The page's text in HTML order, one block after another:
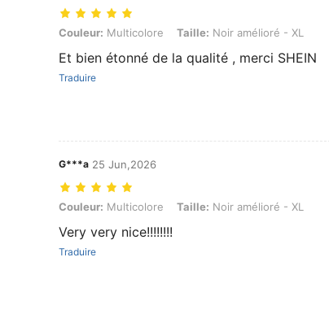
Couleur: Multicolore, Taille: Noir amélioré - XL
Couleur: Multicolore Taille: Noir amélioré - XL
Et bien étonné de la qualité , merci SHEIN
Traduire
G***a 25 Jun,2026
Couleur: Multicolore, Taille: Noir amélioré - XL
Couleur: Multicolore Taille: Noir amélioré - XL
Very very nice!!!!!!!!
Traduire